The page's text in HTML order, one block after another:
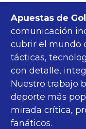
Apuestas de Gol
comunicación
cubrir el mundo
tácticas,
con detalle,
Nuestro trabajo
deporte más
mirada crítica,
fanáticos.